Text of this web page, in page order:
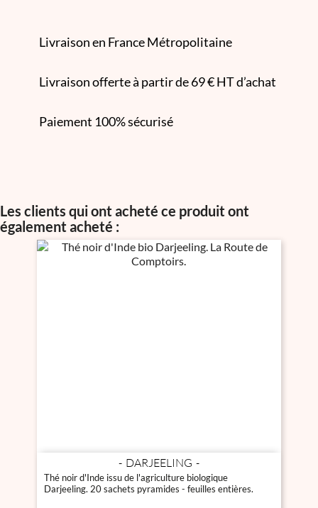
Livraison en France Métropolitaine
Livraison offerte à partir de 69 € HT d’achat
Paiement 100% sécurisé
Les clients qui ont acheté ce produit ont
également acheté :
DARJEELING
Thé noir d'Inde issu de l'agriculture biologique
Darjeeling. 20 sachets pyramides - feuilles entières.